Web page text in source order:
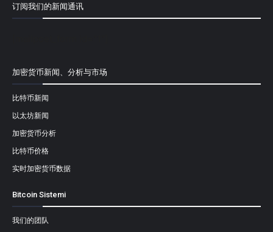
订阅我们的新闻通讯
加密货币新闻、分析与市场
比特币新闻
以太坊新闻
加密货币分析
比特币价格
实时加密货币数据
Bitcoin Sistemi
我们的团队